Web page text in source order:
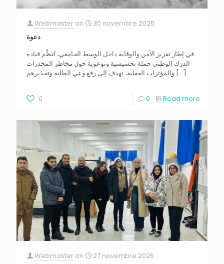
Webmaster on
30 novembre 2025
دعوة
في إطار تعزيز الأمن والوقاية داخل الوسط الجامعي، تُنظّم قيادة
الدرك الوطني حملة تحسيسية وتوعوية حول مخاطر المخدرات
والمؤثرات العقلية، تهدف إلى رفع وعي الطلبة وتحذيرهم […]
0 0 Read more
Webmaster on
27 novembre 2025